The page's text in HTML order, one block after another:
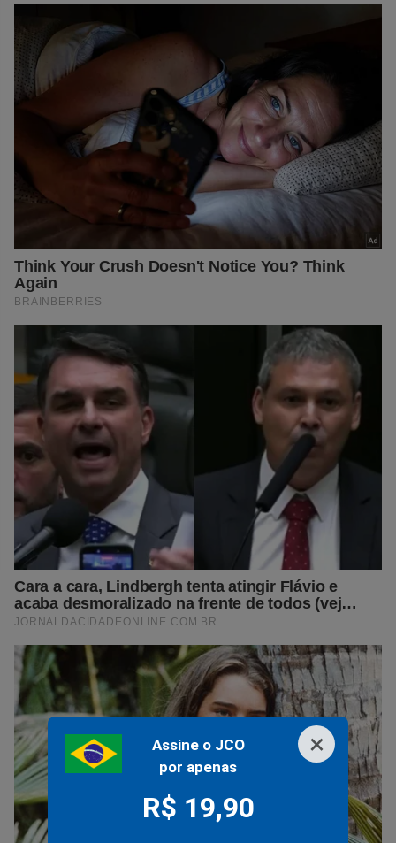
×
Assine o JCO
por apenas
R$ 19,90